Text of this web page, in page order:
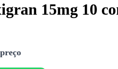
15mg 10